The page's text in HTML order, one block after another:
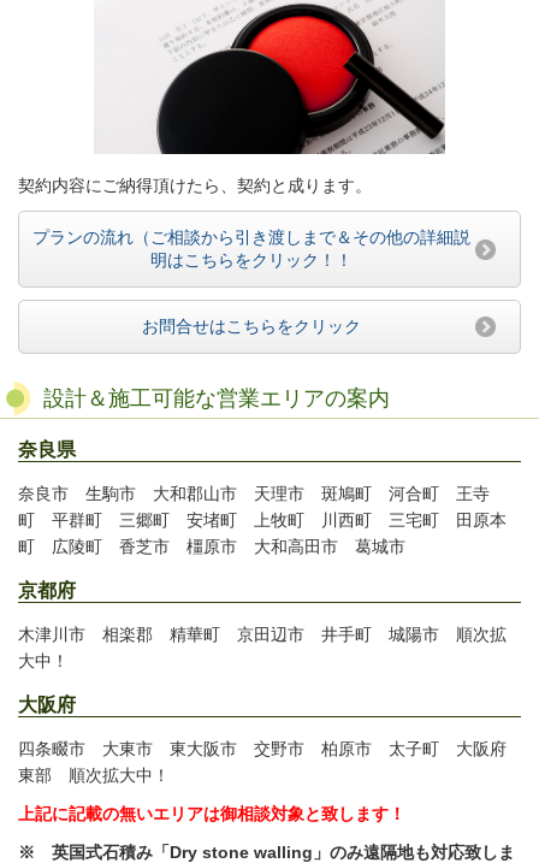
契約内容にご納得頂けたら、契約と成ります。
プランの流れ（ご相談から引き渡しまで＆その他の詳細説
明はこちらをクリック！！
お問合せはこちらをクリック
設計＆施工可能な営業エリアの案内
奈良県
奈良市 生駒市 大和郡山市 天理市 斑鳩町 河合町 王寺
町 平群町 三郷町 安堵町 上牧町 川西町 三宅町 田原本
町 広陵町 香芝市 橿原市 大和高田市 葛城市
京都府
木津川市 相楽郡 精華町 京田辺市 井手町 城陽市 順次拡
大中！
大阪府
四条畷市 大東市 東大阪市 交野市 柏原市 太子町 大阪府
東部 順次拡大中！
上記に記載の無いエリアは御相談対象と致します！
※ 英国式石積み「Dry stone walling」のみ遠隔地も対応致しま